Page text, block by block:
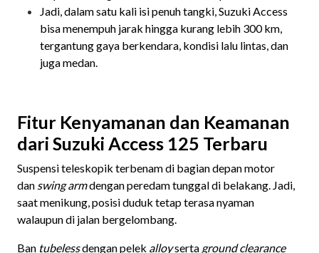
Jadi, dalam satu kali isi penuh tangki, Suzuki Access
bisa menempuh jarak hingga kurang lebih 300 km,
tergantung gaya berkendara, kondisi lalu lintas, dan
juga medan.
Fitur Kenyamanan dan Keamanan
dari Suzuki Access 125 Terbaru
Suspensi teleskopik terbenam di bagian depan motor
dan swing armdengan peredam tunggal di belakang. Jadi,
saat menikung, posisi duduk tetap terasa nyaman
walaupun di jalan bergelombang.
Ban tubelessdengan pelek alloyserta ground clearance